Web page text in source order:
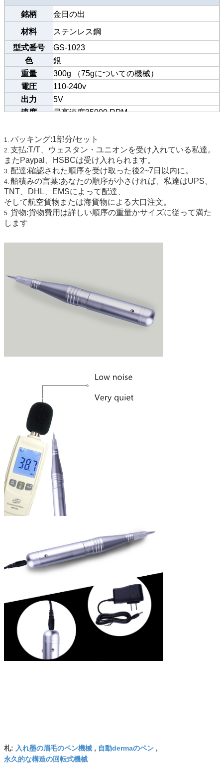
銘柄 金日の出
材料
ステンレス鋼
型式番号
GS-1023
色
銀
重量
300g （75gについての機械）
電圧
110-240v
出力
5V
速度
最高速度35000 RPM
サイズ
13.5cm*2cm
MOQ
20本のペン
針の指定
0.35-0.4mm
針のサイズ 1R 3R 5R 7R 5F 7F等。
使用法
眉毛、アイライナー、唇、ボディ入れ墨等
1. パッキング:1部分/セット
2. 支払:T/T、ウェスタン・ユニオンを受け入れている私達。
またPaypal、HSBCは受け入れられます。
3. 配達:確認された順序を受け取った後2~7日以内に。
4. 船積みの言葉:あなたの順序が小さければ、私達はUPS、
TNT、DHL、EMSによって配達、
そして航空貨物または海貨物による大口注文。
5. 貨物:貨物費用は詳しい順序の重量かサイズに従って満た
します
札: 入れ墨の眉毛のペン機械 , 自動dermaのペン ,
永久的な構造の回転式機械